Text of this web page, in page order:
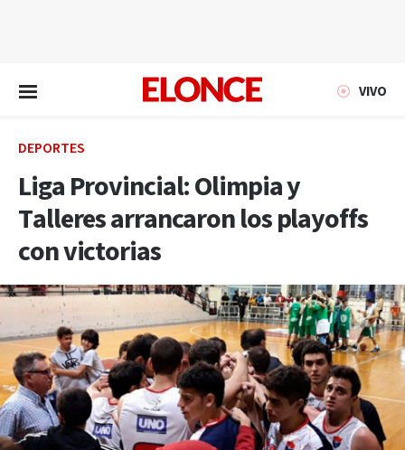
VIVO
DEPORTES
Liga Provincial: Olimpia y
Talleres arrancaron los playoffs
con victorias